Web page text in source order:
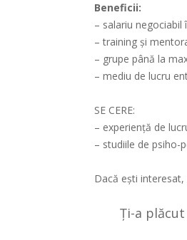
Beneficii:
– salariu
– training și
– grupe până la
– mediu de lucru
SE CERE:
– experiență de
– studiile de psiho-
Dacă ești interesat,
Ți-a